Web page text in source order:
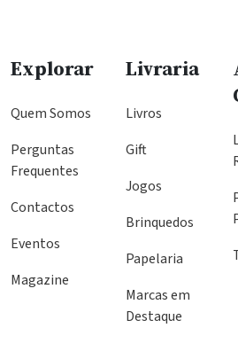
Explorar
Quem Somos
Perguntas
Frequentes
Contactos
Eventos
Magazine
Livraria
Livros
Gift
Jogos
Brinquedos
Papelaria
Marcas em
Destaque